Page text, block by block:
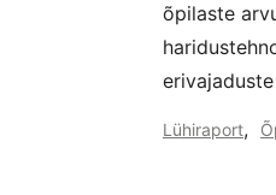
õpilaste
Lühiraport,